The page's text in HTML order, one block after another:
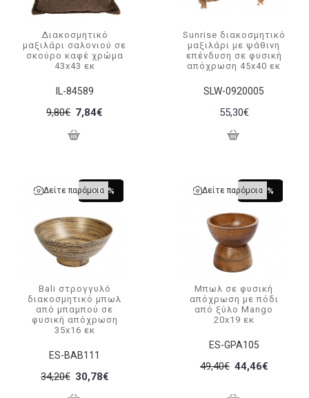
IL-84589
Διακοσμητικό
μαξιλάρι σαλονιού σε
σκούρο καφέ χρώμα
43x43 εκ
9,80€ 7,84€
SLW-0920005
Sunrise διακοσμητικό
μαξιλάρι με ψάθινη
επένδυση σε φυσική
απόχρωση 45x40 εκ
55,30€
-10 %
Δείτε παρόμοια
ES-BAB111
Bali στρογγυλό
διακοσμητικό μπωλ
από μπαμπού σε
φυσική απόχρωση
35x16 εκ
34,20€ 30,78€
-10 %
Δείτε παρόμοια
ES-GPA105
Μπωλ σε φυσική
απόχρωση με πόδι
από ξύλο Mango
20x19 εκ
49,40€ 44,46€